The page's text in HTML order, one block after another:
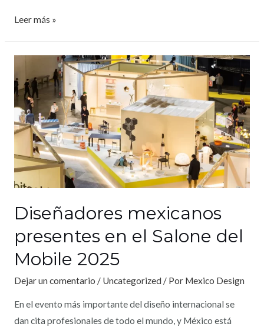
Leer más »
Diseñadores mexicanos
presentes en el Salone del
Mobile 2025
Dejar un comentario / Uncategorized / Por Mexico Design
En el evento más importante del diseño internacional se
dan cita profesionales de todo el mundo, y México está